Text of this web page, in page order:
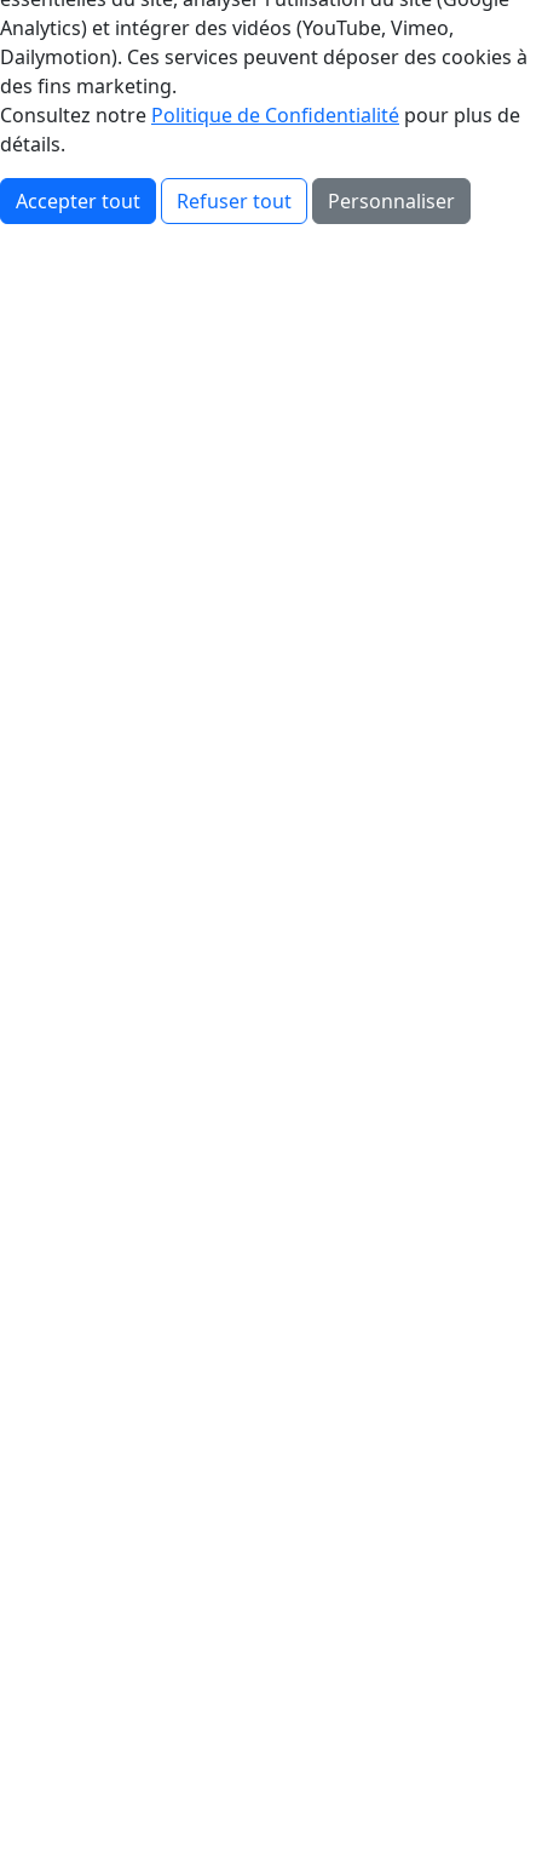
Analytics) et intégrer des vidéos (YouTube, Vimeo,
Dailymotion). Ces services peuvent déposer des cookies à
des fins marketing.
Consultez notre Politique de Confidentialité pour plus de
détails.
Accepter tout Refuser tout Personnaliser